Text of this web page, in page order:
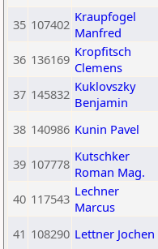
35 107402 Kraupfogel
Manfred
36 136169 Kropfitsch
Clemens
37 145832 Kuklovszky
Benjamin
38 140986 Kunin Pavel
39 107778 Kutschker
Roman Mag.
40 117543 Lechner
Marcus
41 108290 Lettner Jochen